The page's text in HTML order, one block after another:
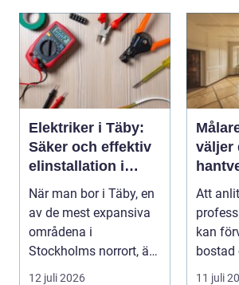
Elektriker i Täby:
Säker och effektiv
elinstallation i
norrort
När man bor i Täby, en
av de mest expansiva
områdena i
Stockholms norrort, är
b...
12 juli 2026
Målare
väljer
hem
Att
kan
bostad
på
11 juli